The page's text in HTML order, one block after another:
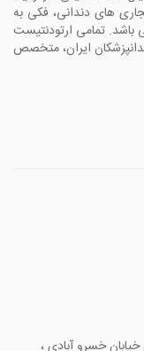
های دندانی، فکی به
باشد. تمامی ارتودنتیست
ولی تنها کمتر از ۲ درصد دندانپزشکان ایران، متخصص
خسرو آبادی ،